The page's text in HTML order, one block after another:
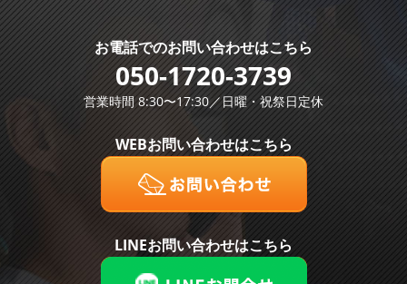
お電話でのお問い合わせはこちら
050-1720-3739
営業時間 8:30〜17:30／日曜・祝祭日定休
WEBお問い合わせはこちら
LINEお問い合わせはこちら